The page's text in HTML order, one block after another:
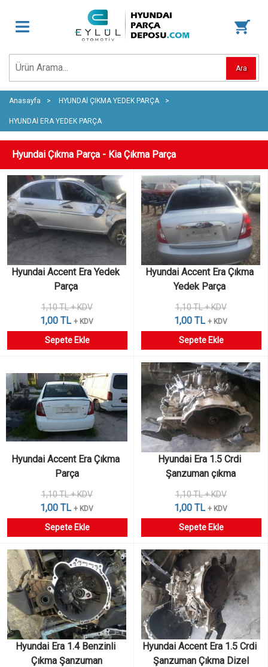
Ara
Anasayfa HYUNDAİ ÇIKMA YEDEK PARÇA
HYUNDAİ ERA YEDEK PARÇA
Hyundai Çıkma Parça - Kia Çıkma Parça
Hyundai Accent Era Yedek
Parça
1,10 TL + KDV
1,00 TL + KDV
Sepete Ekle
Hyundai Accent Era Çıkma
Yedek Parça
1,10 TL + KDV
1,00 TL + KDV
Sepete Ekle
Hyundai Accent Era Çıkma
Parça
1,10 TL + KDV
1,00 TL + KDV
Sepete Ekle
Hyundai Era 1.5 Crdi
Şanzuman çıkma
1,10 TL + KDV
1,00 TL + KDV
Sepete Ekle
Hyundai Era 1.4 Benzinli
Çıkma Şanzuman
Hyundai Accent Era 1.5 Crdi
Şanzuman Çıkma Dizel